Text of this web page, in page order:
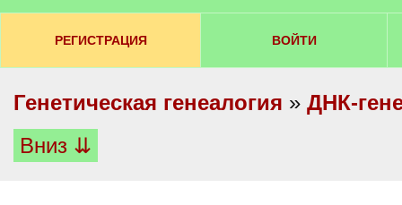
РЕГИСТРАЦИЯ ВОЙТИ
Генетическая генеалогия » ДНК-
Вниз ⇊